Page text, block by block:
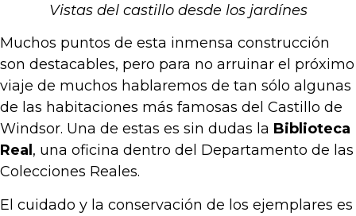
Vistas del castillo desde los jardínes
Muchos puntos de esta inmensa construcción
son destacables, pero para no arruinar el próximo
viaje de muchos hablaremos de tan sólo algunas
de las habitaciones más famosas del Castillo de
Windsor. Una de estas es sin dudas la Biblioteca
Real , una oficina dentro del Departamento de las
Colecciones Reales.
El cuidado y la conservación de los ejemplares es